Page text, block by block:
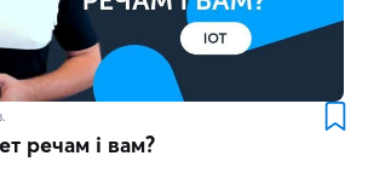
речам і вам?